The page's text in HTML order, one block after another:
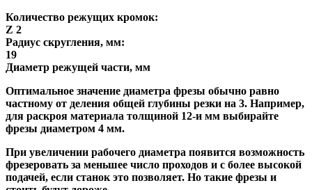
Количество режущих кромок:
Z 2
Радиус скругления, мм:
19
Диаметр режущей части, мм
Оптимальное значение диаметра фрезы обычно равно
частному от деления общей глубины резки на 3. Например,
для раскроя материала толщиной 12-и мм выбирайте
фрезы диаметром 4 мм.
При увеличении рабочего диаметра появится возможность
фрезеровать за меньшее число проходов и с более высокой
подачей, если станок это позволяет. Но такие фрезы и